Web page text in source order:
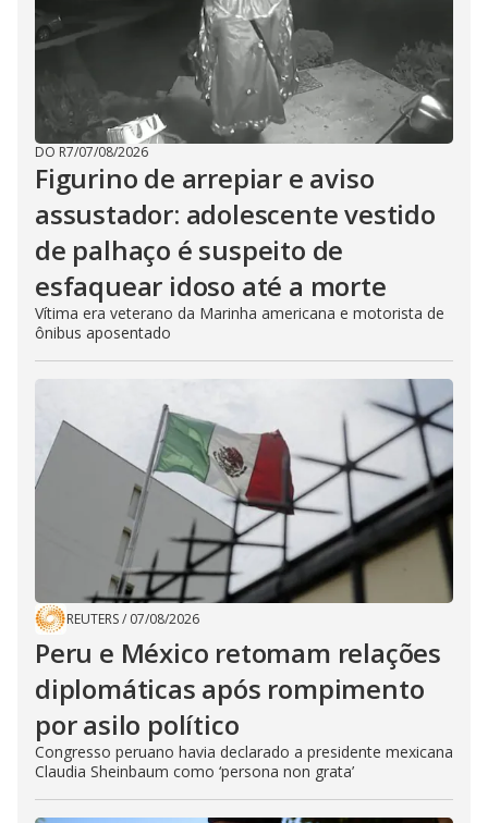
DO R7/07/08/2026
Figurino de arrepiar e aviso
assustador: adolescente vestido
de palhaço é suspeito de
esfaquear idoso até a morte
Vítima era veterano da Marinha americana e motorista de
ônibus aposentado
REUTERS/ 07/08/2026
Peru e México retomam relações
diplomáticas após rompimento
por asilo político
Congresso peruano havia declarado a presidente mexicana
Claudia Sheinbaum como ‘persona non grata’